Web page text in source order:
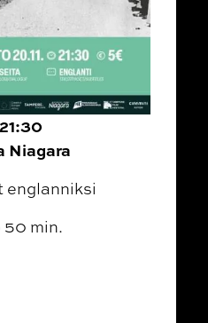
Niagara
englanniksi
min.